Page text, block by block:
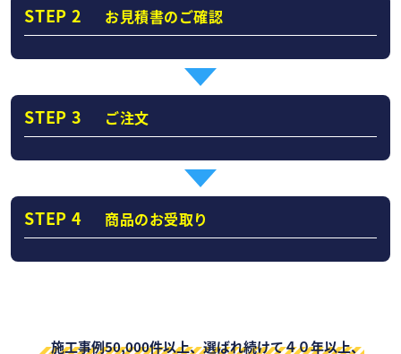
STEP 2 お見積書のご確認
STEP 3 ご注文
STEP 4 商品のお受取り
施工事例50,000件以上、選ばれ続けて４０年以上、